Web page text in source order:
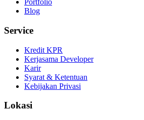
Portfolio
Blog
Service
Kredit KPR
Kerjasama Developer
Karir
Syarat & Ketentuan
Kebijakan Privasi
Lokasi